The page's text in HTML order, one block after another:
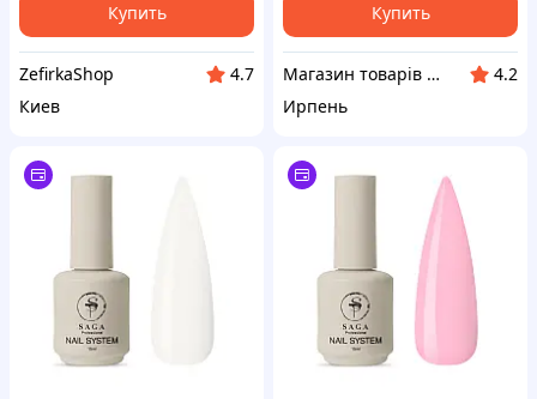
Купить
ZefirkaShop
4.7
Киев
Купить
Магазин товарів для манікюру “Nigtyky”
4.2
Ирпень